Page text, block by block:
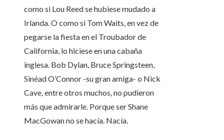
como si Lou Reed se hubiese mudado a
Irlanda. O como si Tom Waits, en vez de
pegarse la fiesta en el Troubador de
California, lo hiciese en una cabaña
inglesa. Bob Dylan, Bruce Springsteen,
Sinéad O’Connor -su gran amiga- o Nick
Cave, entre otros muchos, no pudieron
más que admirarle. Porque ser Shane
MacGowan no se hacía. Nacía.